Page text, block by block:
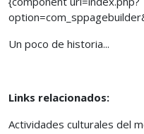
Un poco de historia...
Links relacionados:
Actividades culturales del